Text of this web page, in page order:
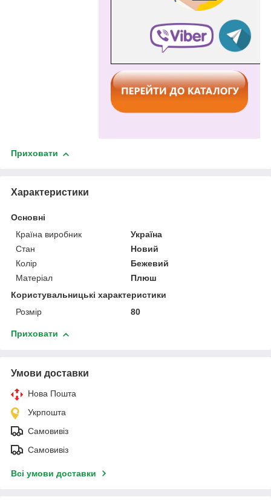
Приховати
Характеристики
Основні
Країна виробник
Україна
Стан
Новий
Колір
Бежевий
Матеріал
Плюш
Користувальницькі характеристики
Розмір
80
Приховати
Умови доставки
Нова Пошта
Укрпошта
Самовивіз
Самовивіз
Всі умови доставки